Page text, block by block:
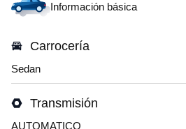
Información básica
Carrocería
Sedan
Transmisión
AUTOMATICO